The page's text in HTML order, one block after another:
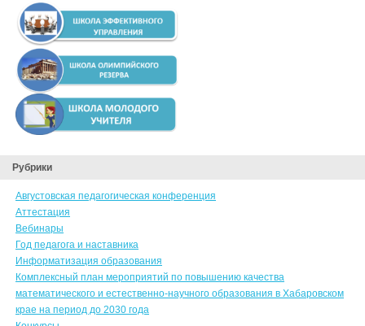
Рубрики
Августовская педагогическая конференция
Аттестация
Вебинары
Год педагога и наставника
Информатизация образования
Комплексный план мероприятий по повышению качества
математического и естественно-научного образования в Хабаровском
крае на период до 2030 года